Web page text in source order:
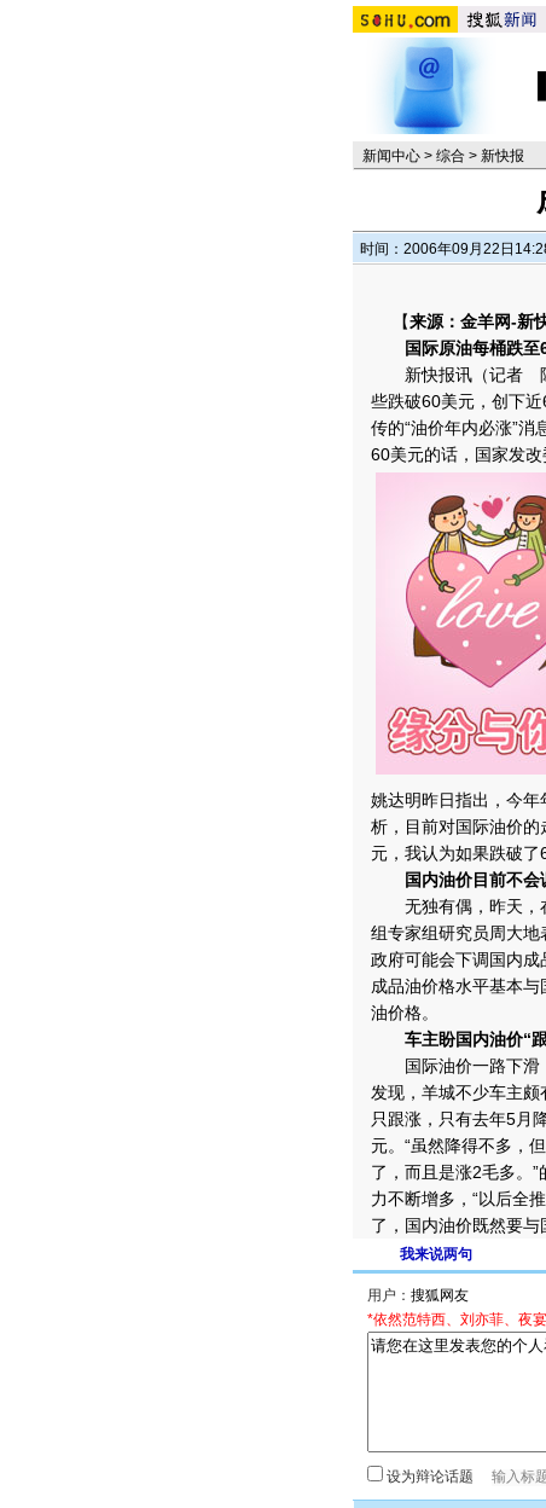
新闻中心 > 综合 > 新快报
时间：2006年09月22日
【来源：金羊网-新
国际原油每桶跌
新快报讯（记者 陈
些跌破60美元，创下
传的“油价年内必涨”
60美元的话，国家发改
姚达明昨日指出，今
析，目前对国际油价的
元，我认为如果跌破
国内油价目前不会
无独有偶，昨天，在
组专家组研究员周大
政府可能会下调国内
成品油价格水平基本
油价格。
车主盼国内油价“
国际油价一路下滑，
发现，羊城不少车主颇
只跟涨，只有去年5月
元。“虽然降得不多，
了，而且是涨2毛多。”
力不断增多，“以后全
了，国内油价既然要
我来说两句
用户：
*依然范特西、刘亦菲、夜
设为辩论话题